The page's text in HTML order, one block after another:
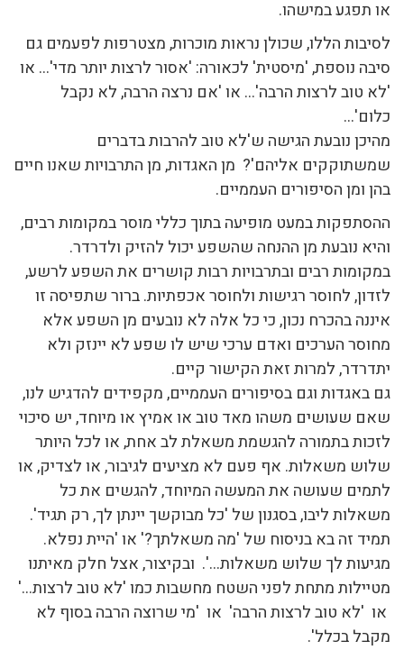
או תפגע במישהו.
לסיבות הללו, שכולן נראות מוכרות, מצטרפות לפעמים גם
סיבה נוספת, 'מיסטית' לכאורה: 'אסור לרצות יותר מדי'… או
'לא טוב לרצות הרבה'… או 'אם נרצה הרבה, לא נקבל
כלום'…
מהיכן נובעת הגישה ש'לא טוב להרבות בדברים
שמשתוקקים אליהם'? מן האגדות, מן התרבויות שאנו חיים
בהן ומן הסיפורים העממיים.
ההסתפקות במעט מופיעה בתוך כללי מוסר במקומות רבים,
והיא נובעת מן ההנחה שהשפע יכול להזיק ולדרדר.
במקומות רבים ובתרבויות רבות קושרים את השפע לרשע,
לזדון, לחוסר רגישות ולחוסר אכפתיות. ברור שתפיסה זו
איננה בהכרח נכון, כי כל אלה לא נובעים מן השפע אלא
מחוסר הערכים ואדם ערכי שיש לו שפע לא יינזק ולא
יתדרדר, למרות זאת הקישור קיים.
גם באגדות וגם בסיפורים העממיים, מקפידים להדגיש לנו,
שאם שעושים משהו מאד טוב או אמיץ או מיוחד, יש סיכוי
לזכות בתמורה להגשמת משאלת לב אחת, או לכל היותר
שלוש משאלות. אף פעם לא מציעים לגיבור, או לצדיק, או
לתמים שעושה את המעשה המיוחד, להגשים את כל
משאלות ליבו, בסגנון של 'כל מבוקשך יינתן לך, רק תגיד'.
תמיד זה בא בניסוח של 'מה משאלתך?' או 'היית נפלא.
מגיעות לך שלוש משאלות…'. ובקיצור, אצל חלק מאיתנו
מטיילות מתחת לפני השטח מחשבות כמו 'לא טוב לרצות…'
או 'לא טוב לרצות הרבה' או 'מי שרוצה הרבה בסוף לא
מקבל בכלל'.